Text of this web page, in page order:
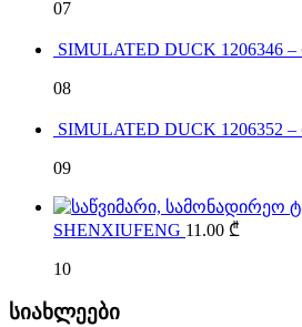
07
SIMULATED DUCK 1206346
08
SIMULATED DUCK 1206352
09
SHENXIUFENG 11.00 ₾
10
სიახლეები